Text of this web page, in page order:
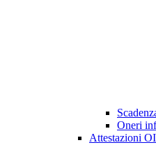
Oneri
Attestazioni